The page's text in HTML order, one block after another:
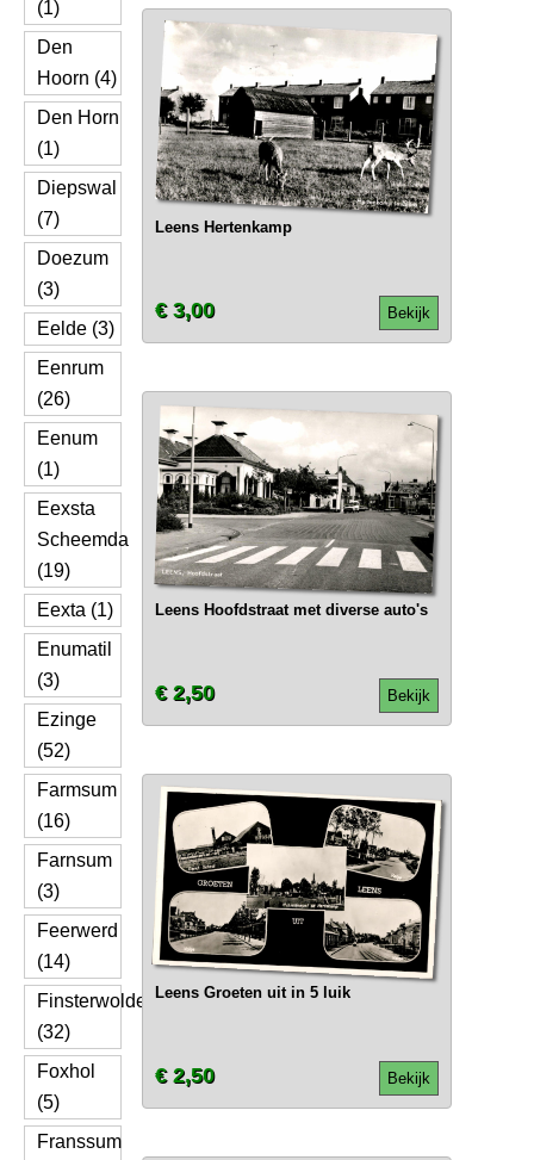
(1)
Den
Hoorn (4)
Den Horn
(1)
Diepswal
(7)
Doezum
(3)
Eelde (3)
Eenrum
(26)
Eenum
(1)
Eexsta
Scheemda
(19)
Eexta (1)
Enumatil
(3)
Ezinge
(52)
Farmsum
(16)
Farnsum
(3)
Feerwerd
(14)
Finsterwolde
(32)
Foxhol
(5)
Franssum
Leens Hertenkamp
Bekijk
€ 3,00
Leens Hoofdstraat met diverse auto's
Bekijk
€ 2,50
Leens Groeten uit in 5 luik
Bekijk
€ 2,50